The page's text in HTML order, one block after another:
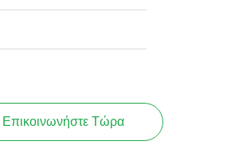
Επικοινωνήστε Τώρα